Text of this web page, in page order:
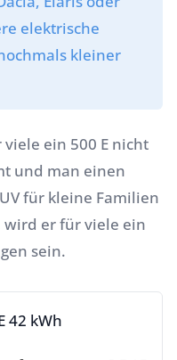
elektrische
kleiner
ein 500 E nicht
und man einen
für kleine Familien
wird er für viele ein
sein.
42 kWh